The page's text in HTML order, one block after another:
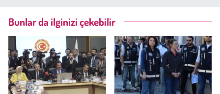
Bunlar da ilginizi çekebilir